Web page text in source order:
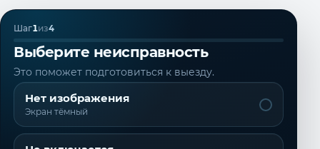
Шаг1из4
Выберите неисправность
Это поможет подготовиться к выезду.
Нет изображения
Экран тёмный